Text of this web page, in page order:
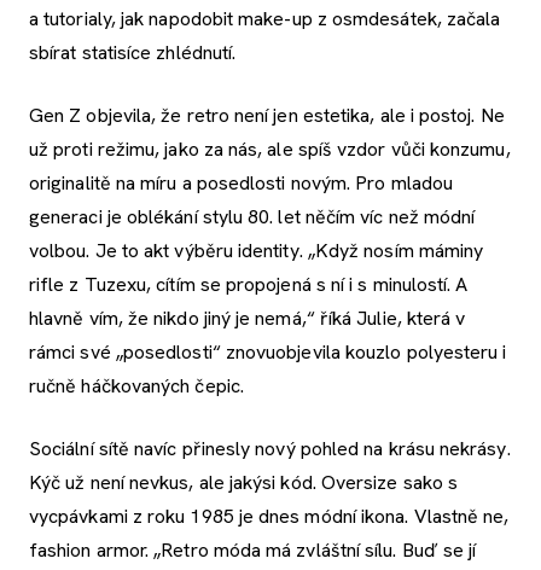
a tutorialy, jak napodobit make-up z osmdesátek, začala
sbírat statisíce zhlédnutí.
Gen Z objevila, že retro není jen estetika, ale i postoj. Ne
už proti režimu, jako za nás, ale spíš vzdor vůči konzumu,
originalitě na míru a posedlosti novým. Pro mladou
generaci je oblékání stylu 80. let něčím víc než módní
volbou. Je to akt výběru identity. „Když nosím máminy
rifle z Tuzexu, cítím se propojená s ní i s minulostí. A
hlavně vím, že nikdo jiný je nemá,“ říká Julie, která v
rámci své „posedlosti“ znovuobjevila kouzlo polyesteru i
ručně háčkovaných čepic.
Sociální sítě navíc přinesly nový pohled na krásu nekrásy.
Kýč už není nevkus, ale jakýsi kód. Oversize sako s
vycpávkami z roku 1985 je dnes módní ikona. Vlastně ne,
fashion armor. „Retro móda má zvláštní sílu. Buď se jí